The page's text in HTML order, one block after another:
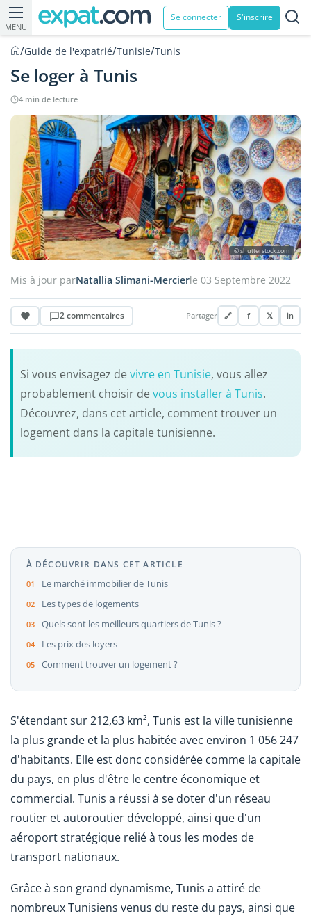
MENU
Se connecter S'inscrire
/Guide de l'expatrié/Tunisie/Tunis
Se loger à Tunis
4 min de lecture
© shutterstock.com
Mis à jour parNatallia Slimani-Mercierle 03 Septembre 2022
2 commentaires Partager 🔗 f 𝕏 in
Si vous envisagez de vivre en Tunisie, vous allez
probablement choisir de vous installer à Tunis.
Découvrez, dans cet article, comment trouver un
logement dans la capitale tunisienne.
À DÉCOUVRIR DANS CET ARTICLE
Le marché immobilier de Tunis
Les types de logements
Quels sont les meilleurs quartiers de Tunis ?
Les prix des loyers
Comment trouver un logement ?
S'étendant sur 212,63 km², Tunis est la ville tunisienne
la plus grande et la plus habitée avec environ 1 056 247
d'habitants. Elle est donc considérée comme la capitale
du pays, en plus d'être le centre économique et
commercial. Tunis a réussi à se doter d'un réseau
routier et autoroutier développé, ainsi que d'un
aéroport stratégique relié à tous les modes de
transport nationaux.
Grâce à son grand dynamisme, Tunis a attiré de
nombreux Tunisiens venus du reste du pays, ainsi que